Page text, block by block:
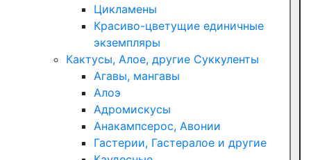
Цикламены
Красиво-цветущие единичные
экземпляры
Кактусы, Алое, другие Суккуленты
Агавы, мангавы
Алоэ
Адромискусы
Анакампсерос, Авонии
Гастерии, Гастералое и другие